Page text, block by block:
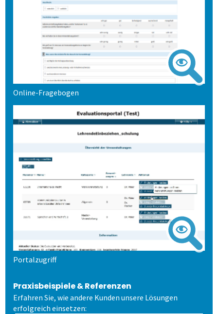
Online-Fragebogen
Portalzugriff
Praxisbeispiele & Referenzen
Erfahren Sie, wie andere Kunden unsere Lösungen
erfolgreich einsetzen: